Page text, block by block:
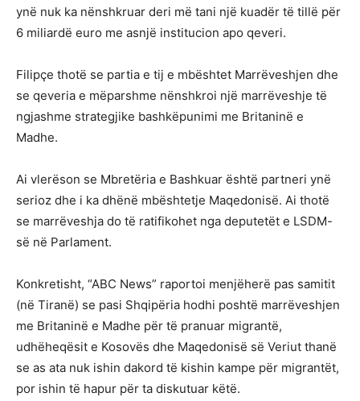
ynë nuk ka nënshkruar deri më tani një kuadër të tillë për
6 miliardë euro me asnjë institucion apo qeveri.
Filipçe thotë se partia e tij e mbështet Marrëveshjen dhe
se qeveria e mëparshme nënshkroi një marrëveshje të
ngjashme strategjike bashkëpunimi me Britaninë e
Madhe.
Ai vlerëson se Mbretëria e Bashkuar është partneri ynë
serioz dhe i ka dhënë mbështetje Maqedonisë. Ai thotë
se marrëveshja do të ratifikohet nga deputetët e LSDM-
së në Parlament.
Konkretisht, “ABC News” raportoi menjëherë pas samitit
(në Tiranë) se pasi Shqipëria hodhi poshtë marrëveshjen
me Britaninë e Madhe për të pranuar migrantë,
udhëheqësit e Kosovës dhe Maqedonisë së Veriut thanë
se as ata nuk ishin dakord të kishin kampe për migrantët,
por ishin të hapur për ta diskutuar këtë.